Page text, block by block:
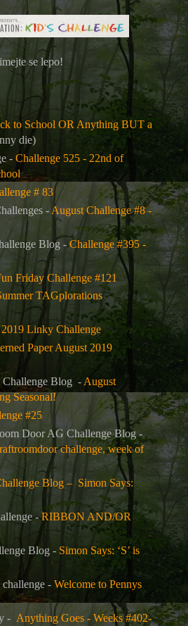
imejte se lepo!
to School OR Anything BUT a
die)
- Challenge 525 - 22nd of
# 83
- August Challenge #8 -
Blog -Challenge #395 -
Friday Challenge #121
TAGplorations
Linky Challenge
Paper August 2019
Challenge Blog - August
Seasonal!
#25
Door AG Challenge Blog -
challenge, week of
Blog – Simon Says:
-RIBBON AND/OR
Blog - Simon Says: ‘S’ is
challenge - Welcome to Pennys
- Anything Goes - Weeks #402-